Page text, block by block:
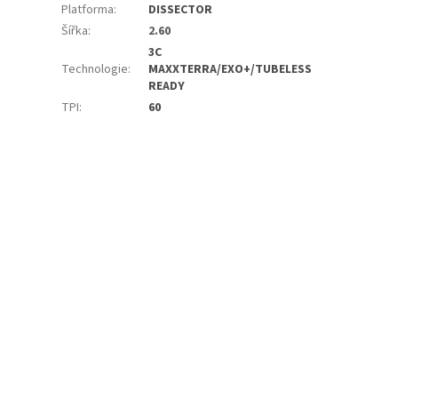
Platforma:
DISSECTOR
Šířka: 2.60
Technologie:
3C
MAXXTERRA/EXO+/TUBELESS
READY
TPI: 60